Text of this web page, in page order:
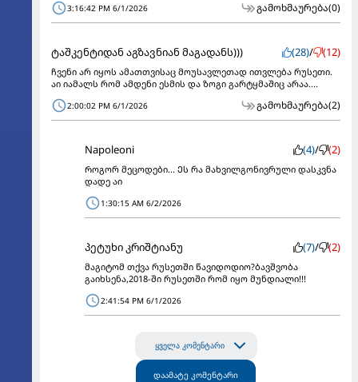
3:16:42 PM 6/1/2026 გამოხმაურება(0)
ტაშკენტიდან აგზავნიან მაგადანს))) (28)/ (12)
ჩვენი არ იყოს ამათთვისაც მოუსავლეთად ითვლება რუსეთი.
აი იამალს რომ ამდენი ესმის და ზოგი გარტყმაშიც არაა....
2:00:02 PM 6/1/2026 გამოხმაურება(2)
Napoleoni (4)/ (2)
Როგორ მეცოდები... Ეს რა მახვილგონივრული დასკვნა
დადე აი
1:30:15 AM 6/2/2026
პეტუხი კრიშტიანუ (7)/ (2)
მაგიტომ თქვა რუსეთში წავიდოდიო?ბავშვობა
გაიხსენა,2018-ში რუსეთში რომ იყო მუნდიალი!!!
2:41:54 PM 6/1/2026
ყველა კომენტარი
დაამატე კომენტარი